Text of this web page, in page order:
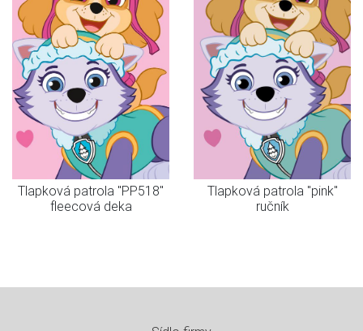
Tlapková patrola "PP518"
fleecová deka
Tlapková patrola "pink"
ručník